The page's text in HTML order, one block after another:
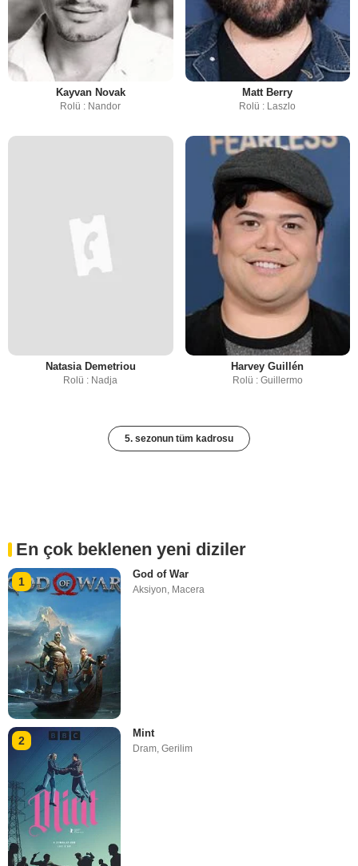
Kayvan Novak
Rolü : Nandor
Matt Berry
Rolü : Laszlo
Natasia Demetriou
Rolü : Nadja
Harvey Guillén
Rolü : Guillermo
5. sezonun tüm kadrosu
En çok beklenen yeni diziler
1
God of War
Aksiyon, Macera
2
Mint
Dram ,Gerilim